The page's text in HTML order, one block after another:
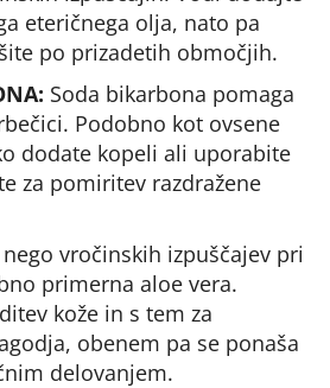
eteričnega olja, nato pa
po prizadetih območjih.
Soda bikarbona pomaga
Podobno kot ovsene
dodate kopeli ali uporabite
za pomiritev razdražene
nego vročinskih izpuščajev pri
primerna aloe vera.
kože in s tem za
obenem pa se ponaša
delovanjem.